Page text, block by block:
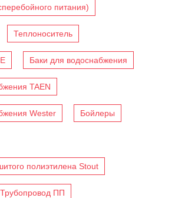
питания)
Теплоноситель
Баки для водоснабжения
TAEN
Wester Бойлеры
полиэтилена Stout
Трубопровод ПП